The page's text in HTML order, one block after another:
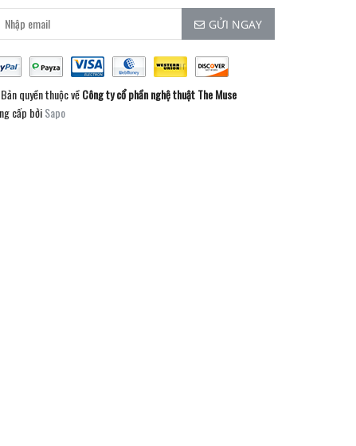
GỬI NGAY
quyền thuộc vềCông ty cổ phần nghệ thuật The Muse
cấp bởiSapo